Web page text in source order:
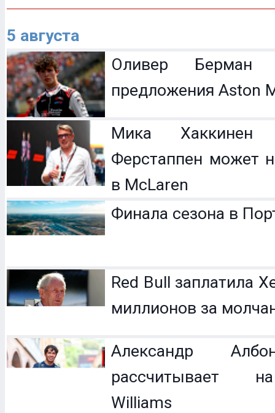
5 августа
Оливер Берман
предложения Aston
Мика Хаккинен
Ферстаппен может
в McLaren
Финала сезона в
Red Bull заплатила
миллионов за
Александр
рассчитывает
Williams